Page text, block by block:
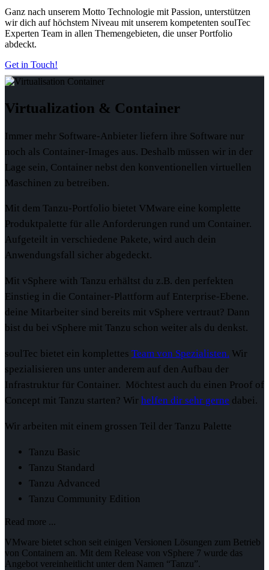
Ganz nach unserem Motto Technologie mit Passion, unterstützen
wir dich auf höchstem Niveau mit unserem kompetenten soulTec
Experten Team in allen Themengebieten, die unser Portfolio
abdeckt.
Get in Touch!
Virtualization & Container
Immer mehr Software-Anbieter liefern ihre Software nur
noch als Container-Images aus. Deshalb müssen wir in der
Lage sein, Container nebst den konventionellen virtuellen
Maschinen zu betreiben.
Mit dem Tanzu-Portfolio bietet VMware eine komplette
Produktpalette für alle Anforderungen rund um Container.
Aufgeteilt in verschiedene Pakete, wird auch dein
Anwendungsfall sicher abgedeckt.
Mit vSphere with Tanzu erhältst du z.B. den perfekten
Einstieg in die Container-Plattform auf Enterprise-Ebene.
deine Mitarbeiter sind bereits mit vSphere vertraut? Dann
bist du bei vSphere mit Tanzu schon weiter als du denkst.
soulTec bietet ein komplettes Team von Spezialisten. Wir
spezialisieren uns unter anderem auf den Aufbau der
Infrastruktur für Container. Möchtest auch du einen Proof of
Concept mit Tanzu starten? Wir helfen dir sehr gerne dabei.
Wir arbeiten mit einem grossen Teil der Tanzu Palette
Tanzu Basic
Tanzu Standard
Tanzu Advanced
Tanzu Community Edition
Read more ...
VMware bietet schon seit einigen Versionen Lösungen zum Betrieb
von Containern an. Mit dem Release von vSphere 7 wurde das
Angebot vereinheitlicht unter dem Namen “Tanzu”.